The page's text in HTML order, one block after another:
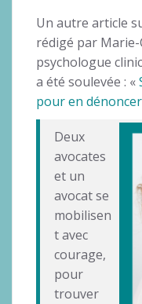
Un autre article
rédigé par
psychologue
a été soulevée : «
pour en
Deux
avocates
et un
avocat se
mobilisen
t avec
courage,
pour
trouver